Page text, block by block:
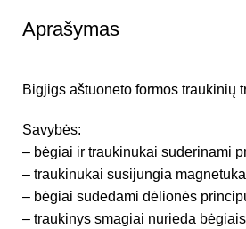
Aprašymas
Bigjigs aštuoneto formos traukinių
Savybės:
– bėgiai ir traukinukai suderinami
– traukinukai susijungia
– bėgiai sudedami dėlionės
– traukinys smagiai nurieda